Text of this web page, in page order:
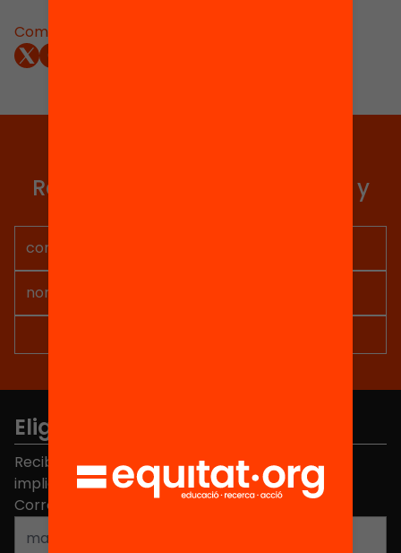
Compartir:
Recibe contenidos, iniciativas y
Elige equidad
Recibe contenidos, iniciativas y proyectos para
implicarte.
Correo electrónico *